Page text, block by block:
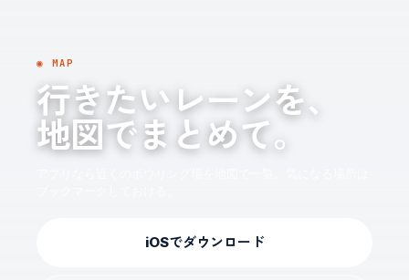
◉ MAP
行きたいレーンを、
地図でまとめて。
iOSでダウンロード